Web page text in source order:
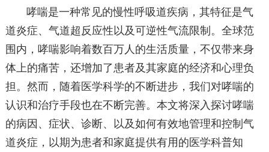
哮喘是一种常见的慢性呼吸道疾病，其特征是气
道炎症、气道超反应性以及可逆性气流限制。全球范
围内，哮喘影响着数百万人的生活质量，不仅带来身
体上的痛苦，还增加了患者及其家庭的经济和心理负
担。然而，随着医学科学的不断进步，我们对哮喘的
认识和治疗手段也在不断完善。本文将深入探讨哮喘
的病因、症状、诊断、以及如何有效地管理和控制气
道炎症，以期为患者和家庭提供有用的医学科普知